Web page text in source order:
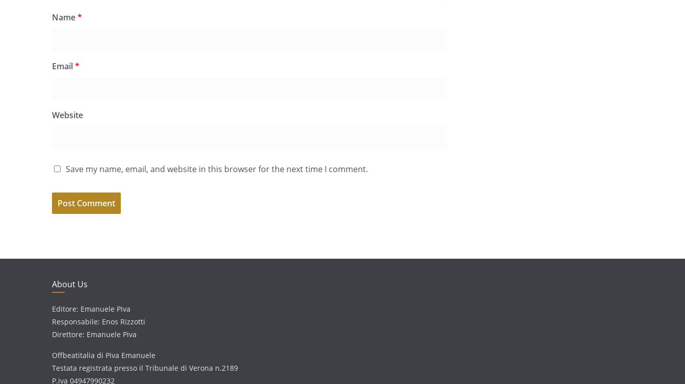
Name*
Email*
Website
Save my name, email, and website in this browser for the next time I comment.
About Us
Editore: Emanuele Piva
Responsabile: Enos Rizzotti
Direttore: Emanuele Piva
Offbeatitalia di Piva Emanuele
Testata registrata presso il Tribunale di Verona n.2189
P.iva 04947990232